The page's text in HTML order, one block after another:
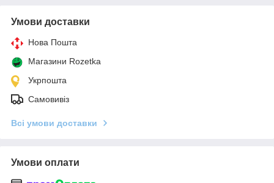
Умови доставки
Нова Пошта
Магазини Rozetka
Укрпошта
Самовивіз
Всі умови доставки
Умови оплати